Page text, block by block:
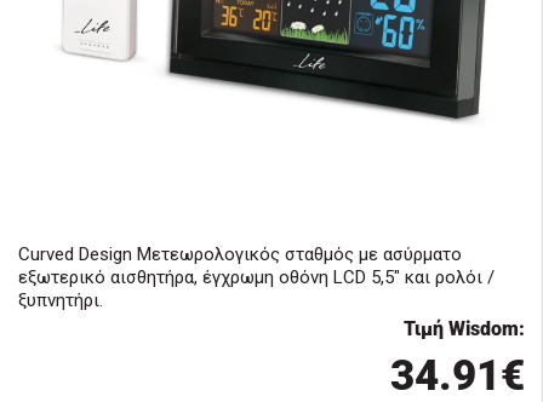
Curved Design Μετεωρολογικός σταθμός με ασύρματο
εξωτερικό αισθητήρα, έγχρωμη οθόνη LCD 5,5" και ρολόι /
ξυπνητήρι.
Τιμή Wisdom:
34.91€